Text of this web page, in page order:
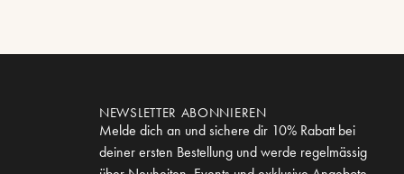
NEWSLETTER ABONNIEREN
Melde dich an und sichere dir 10% Rabatt bei
deiner ersten Bestellung und werde regelmässig